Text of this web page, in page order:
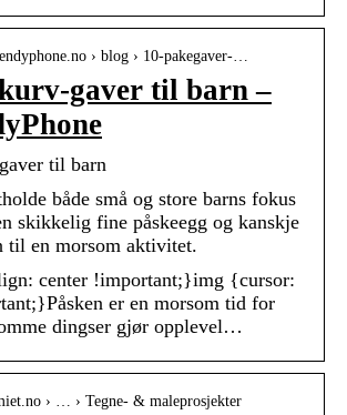
› blog › 10-pakegaver-…
gaver til barn –
til barn
både små og store barns fokus
skikkelig fine påskeegg og kanskje
til en morsom aktivitet.
center !important;}img {cursor:
er en morsom tid for
dingser gjør opplevel…
› … › Tegne- & maleprosjekter